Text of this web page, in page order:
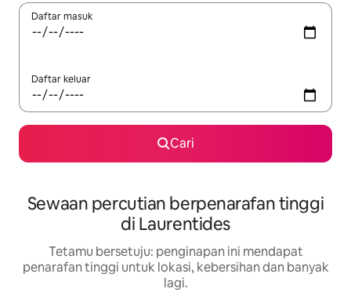
Daftar masuk
Daftar keluar
Cari
Sewaan percutian berpenarafan tinggi
di Laurentides
Tetamu bersetuju: penginapan ini mendapat
penarafan tinggi untuk lokasi, kebersihan dan banyak
lagi.